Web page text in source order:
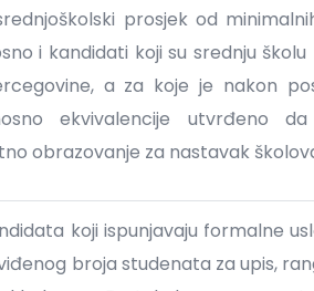
prosjek od
i kandidati koji su srednju školu
a za koje je nakon
ekvivalencije utvrđeno
obrazovanje za nastavak
koji ispunjavaju formalne
broja studenata za upis,